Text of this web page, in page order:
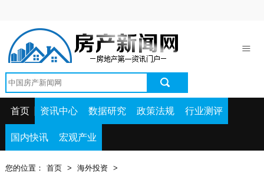
资讯中心
政策法规
国内快讯
首页 资讯中心 数据研究 政策法规 行业测评
国内快讯 宏观产业
您的位置： 首页 > 海外投资 >